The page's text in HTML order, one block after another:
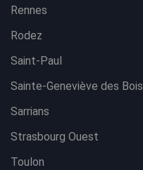
Rennes
Rodez
Saint-Paul
Sainte-Geneviève des Bois
Sarrians
Strasbourg Ouest
Toulon